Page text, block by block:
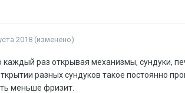
2018 (изменено)
каждый раз открывая механизмы, сундуки,
разных сундуков такое постоянно
меньше фризит.